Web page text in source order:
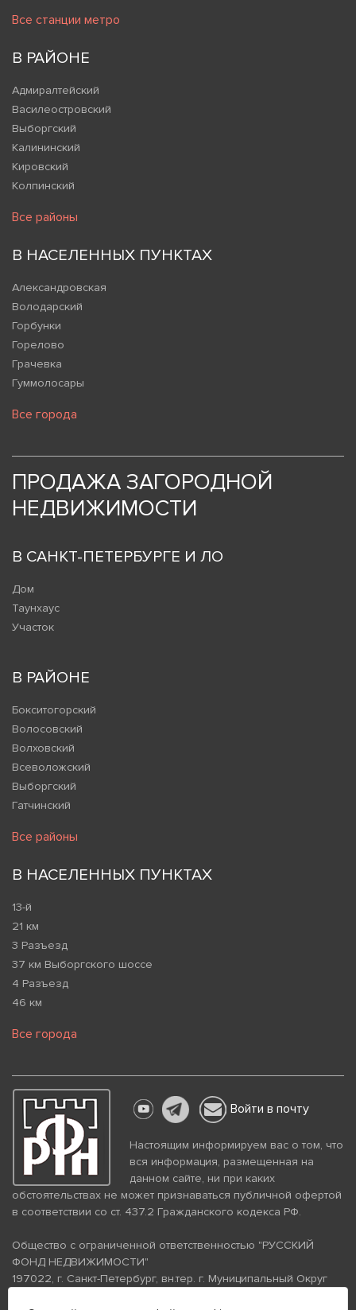
Все станции метро
В РАЙОНЕ
Адмиралтейский
Василеостровский
Выборгский
Калининский
Кировский
Колпинский
Все районы
В НАСЕЛЕННЫХ ПУНКТАХ
Александровская
Володарский
Горбунки
Горелово
Грачевка
Гуммолосары
Все города
ПРОДАЖА ЗАГОРОДНОЙ
НЕДВИЖИМОСТИ
В САНКТ-ПЕТЕРБУРГЕ И ЛО
Дом
Таунхаус
Участок
В РАЙОНЕ
Бокситогорский
Волосовский
Волховский
Всеволожский
Выборгский
Гатчинский
Все районы
В НАСЕЛЕННЫХ ПУНКТАХ
13-й
21 км
3 Разъезд
37 км Выборгского шоссе
4 Разъезд
46 км
Все города
Войти в почту
Настоящим информируем вас о том, что
вся информация, размещенная на
данном сайте, ни при каких
обстоятельствах не может признаваться публичной офертой
в соответствии со ст. 437.2 Гражданского кодекса РФ.
Общество с ограниченной ответственностью "РУССКИЙ
ФОНД НЕДВИЖИМОСТИ"
197022, г. Санкт-Петербург, вн.тер. г. Муниципальный Округ